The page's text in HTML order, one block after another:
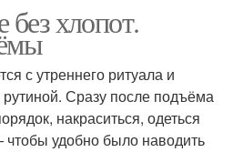
хлопот.
с утреннего ритуала и
рутиной. Сразу после подъёма
накраситься, одеться
чтобы удобно было наводить